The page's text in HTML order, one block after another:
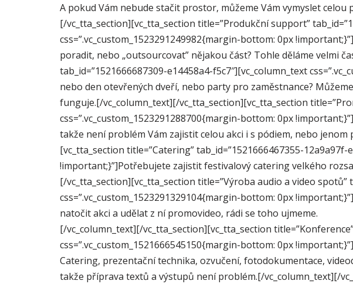
A pokud Vám nebude stačit prostor, můžeme Vám vymyslet
[/vc_tta_section][vc_tta_section title=”Produkční support”
css=”.vc_custom_1523291249982{margin-bottom: 0px
poradit, nebo „outsourcovat” nějakou část? Tohle děláme velmi
tab_id=”1521666687309-e14458a4-f5c7″][vc_column_text
nebo den otevřených dveří, nebo party pro zaměstnance?
funguje.[/vc_column_text][/vc_tta_section][vc_tta_section
css=”.vc_custom_1523291288700{margin-bottom: 0px
takže není problém Vám zajistit celou akci i s pódiem, nebo
[vc_tta_section title=”Catering” tab_id=”1521666467355-
!important;}”]Potřebujete zajistit festivalový catering velkého
[/vc_tta_section][vc_tta_section title=”Výroba audio a video spotů”
css=”.vc_custom_1523291329104{margin-bottom: 0px
natočit akci a udělat z ní promovideo, rádi se toho ujmeme.
[/vc_column_text][/vc_tta_section][vc_tta_section
css=”.vc_custom_1521666545150{margin-bottom: 0px
Catering, prezentační technika, ozvučení, fotodokumentace,
takže příprava textů a výstupů není problém.[/vc_column_text][/